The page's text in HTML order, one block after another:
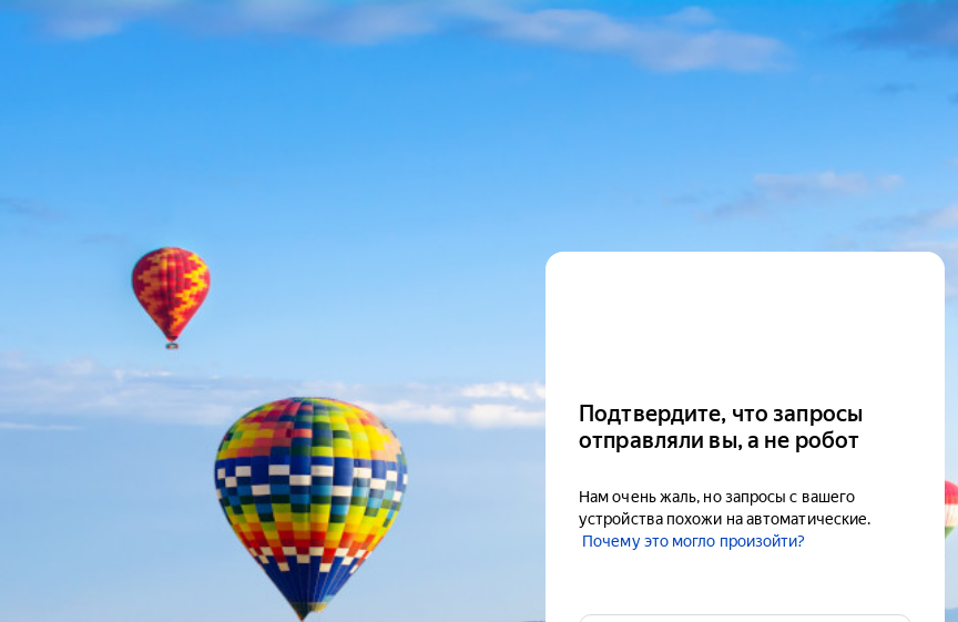
Подтвердите, что запросы
отправляли вы, а не робот
Нам очень жаль, но запросы с вашего
устройства похожи на автоматические.
Почему это могло произойти?